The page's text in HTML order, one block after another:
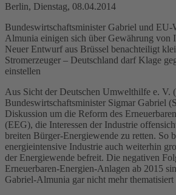
Berlin, Dienstag, 08.04.2014
Bundeswirtschaftsminister Gabriel und EU-
Almunia einigen sich über Gewährung von
Neuer Entwurf aus Brüssel benachteiligt
Stromerzeuger – Deutschland darf Klage
einstellen
Aus Sicht der Deutschen Umwelthilfe e. V.
Bundeswirtschaftsminister Sigmar Gabriel
Diskussion um die Reform des
(EEG), die Interessen der Industrie
breiten Bürger-Energiewende zu retten. So
energieintensive Industrie auch weiterhin
der Energiewende befreit. Die negativen
Erneuerbaren-Energien-Anlagen ab 2015
Gabriel-Almunia gar nicht mehr thematisiert